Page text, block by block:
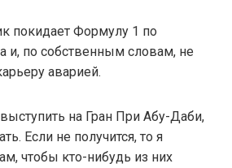
покидает Формулу 1 по
и, по собственным словам, не
аварией.
на Гран При Абу-Даби,
Если не получится, то я
чтобы кто-нибудь из них